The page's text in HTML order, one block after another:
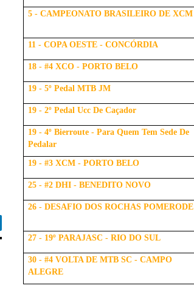
5 - CAMPEONATO BRASILEIRO DE XCM
11 - COPA OESTE - CONCÓRDIA
18 - #4 XCO - PORTO BELO
19 - 5º Pedal MTB JM
19 - 2º Pedal Ucc De Caçador
19 - 4º Bierroute - Para Quem Tem Sede De
Pedalar
19 - #3 XCM - PORTO BELO
25 - #2 DHI - BENEDITO NOVO
26 - DESAFIO DOS ROCHAS POMERODE
27 - 19º PARAJASC - RIO DO SUL
30 - #4 VOLTA DE MTB SC - CAMPO
ALEGRE